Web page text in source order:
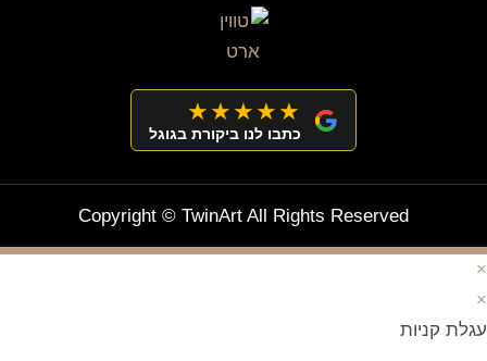
★★★★★
כתבו לנו ביקורת בגוגל
Copyright © TwinArt All Rights Reserved
×
×
עגלת קניות